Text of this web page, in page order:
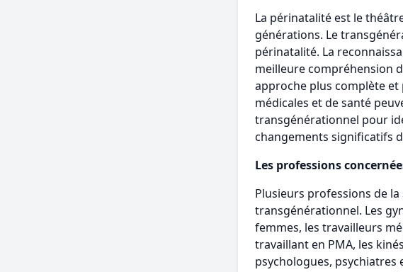
La périnatalité est le
générations. Le
périnatalité. La
meilleure compréhension
approche plus complète et
médicales et de santé
transgénérationnel pour
changements significatifs
Les professions
Plusieurs professions de
transgénérationnel. Les
femmes, les travailleurs
travaillant en PMA, les
psychologues,